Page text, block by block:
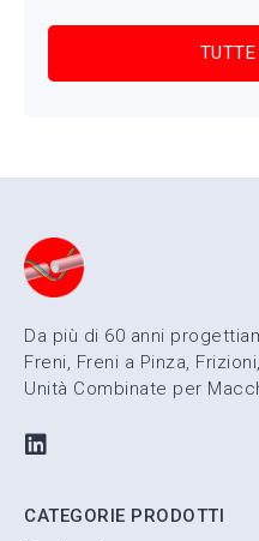
Da più di 60 anni
Freni, Freni a Pinza,
Unità Combinate per
CATEGORIE PRODOTTI